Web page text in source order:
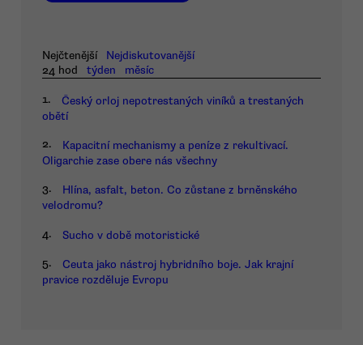
Nejčtenější
Nejdiskutovanější
24 hod
týden měsíc
1.
Český orloj nepotrestaných viníků a trestaných
obětí
2.
Kapacitní mechanismy a peníze z rekultivací.
Oligarchie zase obere nás všechny
3.
Hlína, asfalt, beton. Co zůstane z brněnského
velodromu?
4. Sucho v době motoristické
5.
Ceuta jako nástroj hybridního boje. Jak krajní
pravice rozděluje Evropu